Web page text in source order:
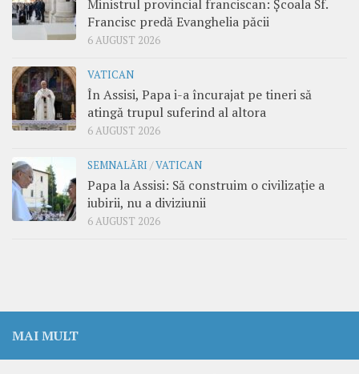
Ministrul provincial franciscan: Școala Sf.
Francisc predă Evanghelia păcii
6 AUGUST 2026
VATICAN
În Assisi, Papa i-a încurajat pe tineri să
atingă trupul suferind al altora
6 AUGUST 2026
SEMNALĂRI /VATICAN
Papa la Assisi: Să construim o civilizație a
iubirii, nu a diviziunii
6 AUGUST 2026
MAI MULT